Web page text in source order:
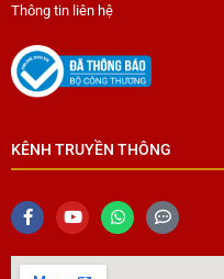
Thông tin liên hệ
KÊNH TRUYỀN THÔNG